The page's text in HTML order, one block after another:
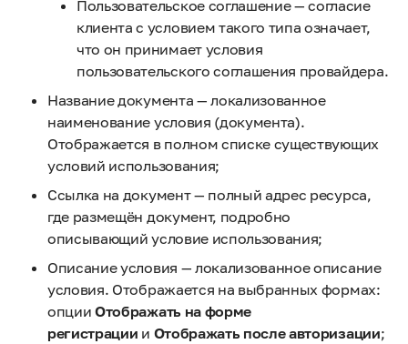
Пользовательское соглашение — согласие
клиента с условием такого типа означает,
что он принимает условия
пользовательского соглашения провайдера.
Название документа — локализованное
наименование условия (документа).
Отображается в полном списке существующих
условий использования;
Ссылка на документ — полный адрес ресурса,
где размещён документ, подробно
описывающий условие использования;
Описание условия — локализованное описание
условия. Отображается на выбранных формах:
опцииОтображать на форме
регистрации и Отображать после авторизации;